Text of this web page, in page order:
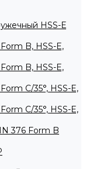
HSS-Е
B, HSS-E,
B, HSS-E,
С/35°, HSS-E,
С/35°, HSS-E,
376 Form B